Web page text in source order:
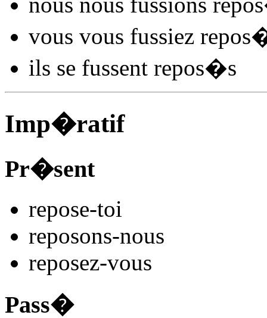
vous vous fussiez repos
ils se fussent repos�s
Imp�ratif
Pr�sent
repose-toi
reposons-nous
reposez-vous
Pass�